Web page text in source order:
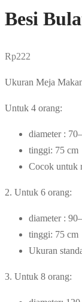
Besi
Rp222
Ukuran Meja
Untuk 4 orang:
diameter :
tinggi: 75 cm
Cocok untuk
2. Untuk 6 orang:
diameter :
tinggi: 75 cm
Ukuran
3. Untuk 8 orang: